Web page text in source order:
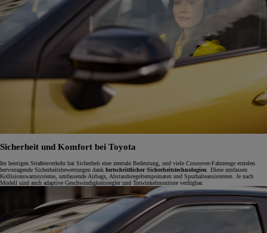
Sicherheit und Komfort bei Toyota
Im heutigen Straßenverkehr hat Sicherheit eine zentrale Bedeutung, und viele Crossover-Fahrzeuge erzielen
hervorragende Sicherheitsbewertungen dank fortschrittlicher Sicherheitstechnologien . Diese umfassen
Kollisionswarnsysteme, umfassende Airbags, Abstandsregeltempomaten und Spurhalteassistenten. Je nach
Modell sind auch adaptive Geschwindigkeitsregler und Totwinkelmonitore verfügbar.